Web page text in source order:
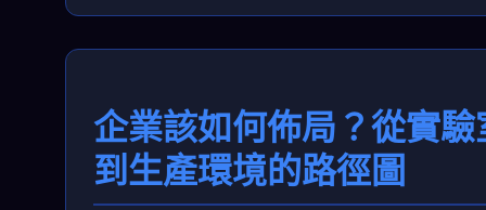
企業該如何佈局？從實驗
到生產環境的路徑圖